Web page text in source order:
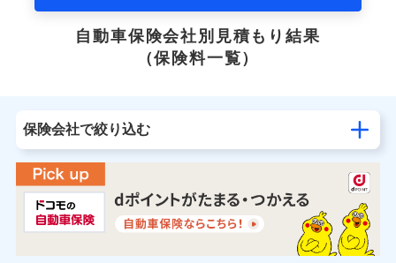
自動車保険会社別見積もり結果
（保険料一覧）
保険会社で絞り込む